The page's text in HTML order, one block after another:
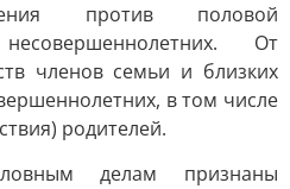
против половой
От
членов семьи и близких
в том числе
родителей.
делам признаны